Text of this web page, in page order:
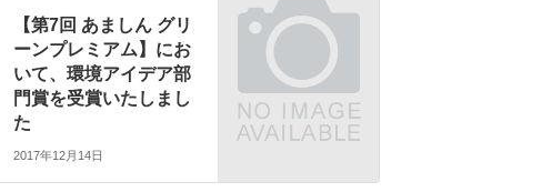
【第7回 あましん グリ
ーンプレミアム】にお
いて、環境アイデア部
門賞を受賞いたしまし
た
2017年12月14日